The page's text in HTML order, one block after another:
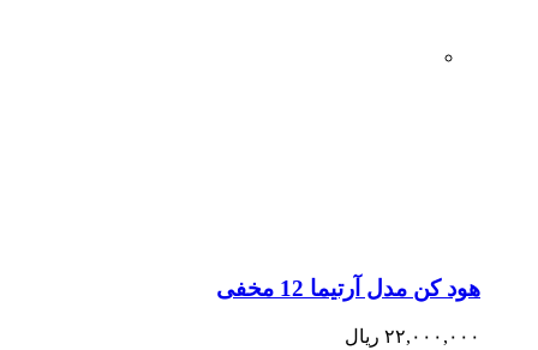
هود کن مدل آرتیما 12 مخفی
۲۲,۰۰۰,۰۰۰ ریال